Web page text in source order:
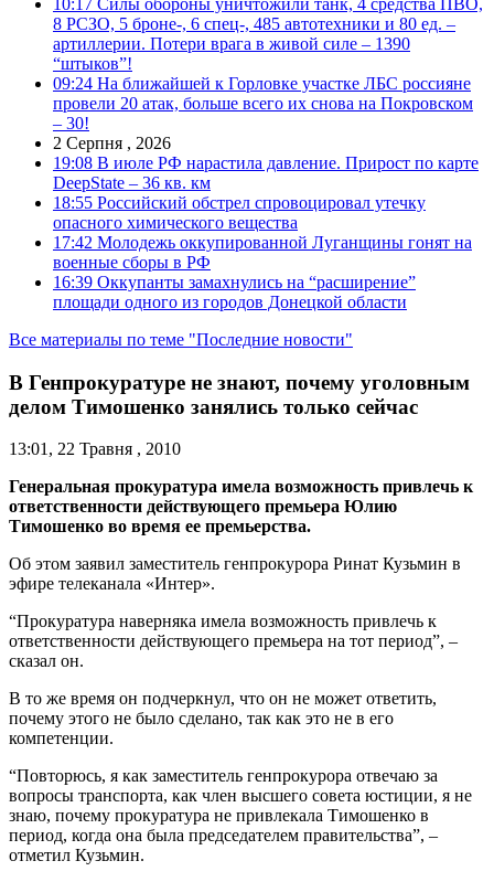
8 РСЗО, 5 броне-, 6 спец-, 485 автотехники и 80 ед. –
артиллерии. Потери врага в живой силе – 1390
“штыков”!
09:24 На ближайшей к Горловке участке ЛБС россияне
провели 20 атак, больше всего их снова на Покровском
– 30!
2 Серпня , 2026
19:08 В июле РФ нарастила давление. Прирост по карте
DeepState – 36 кв. км
18:55 Российский обстрел спровоцировал утечку
опасного химического вещества
17:42 Молодежь оккупированной Луганщины гонят на
военные сборы в РФ
16:39 Оккупанты замахнулись на “расширение”
площади одного из городов Донецкой области
Все материалы по теме "Последние новости"
В Генпрокуратуре не знают, почему уголовным
делом Тимошенко занялись только сейчас
13:01, 22 Травня , 2010
Генеральная прокуратура имела возможность привлечь к
ответственности действующего премьера Юлию
Тимошенко во время ее премьерства.
Об этом заявил заместитель генпрокурора Ринат Кузьмин в
эфире телеканала «Интер».
“Прокуратура наверняка имела возможность привлечь к
ответственности действующего премьера на тот период”, –
сказал он.
В то же время он подчеркнул, что он не может ответить,
почему этого не было сделано, так как это не в его
компетенции.
“Повторюсь, я как заместитель генпрокурора отвечаю за
вопросы транспорта, как член высшего совета юстиции, я не
знаю, почему прокуратура не привлекала Тимошенко в
период, когда она была председателем правительства”, –
отметил Кузьмин.